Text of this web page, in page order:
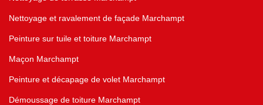
Nettoyage et ravalement de façade Marchampt
Peinture sur tuile et toiture Marchampt
Maçon Marchampt
Peinture et décapage de volet Marchampt
Démoussage de toiture Marchampt